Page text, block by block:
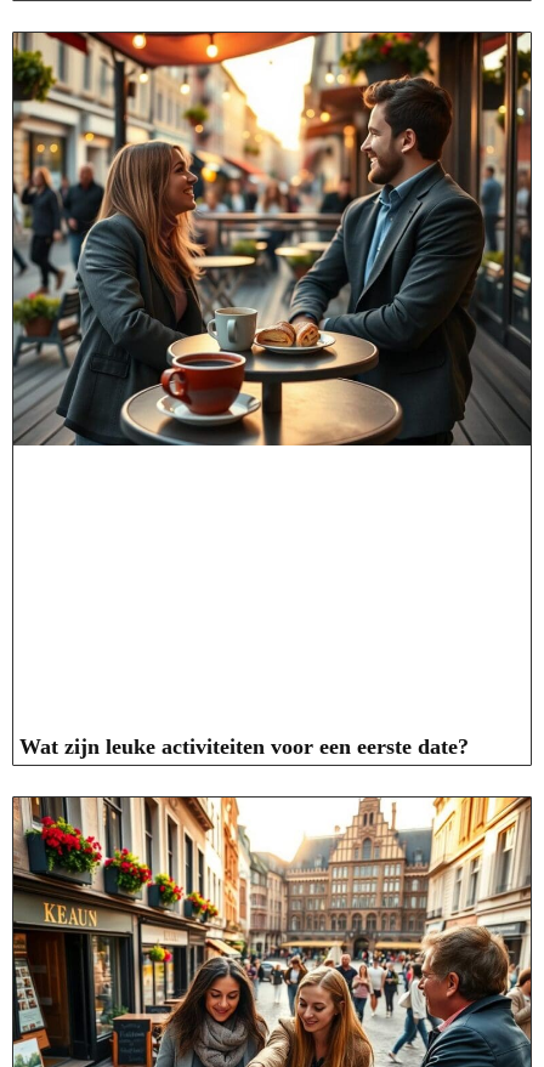
Wat zijn leuke activiteiten voor een eerste date?